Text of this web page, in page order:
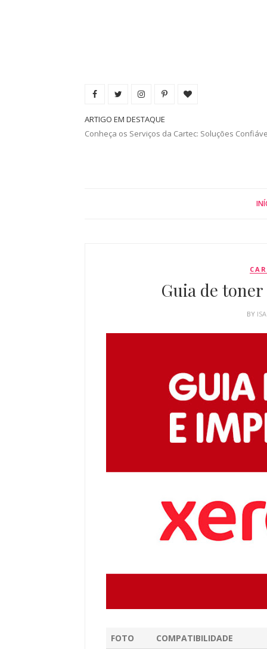
ARTIGO EM DESTAQUE
Conheça os Serviços da Cartec: Soluções
Guia de
BY
FOTO COMPATIBILIDADE